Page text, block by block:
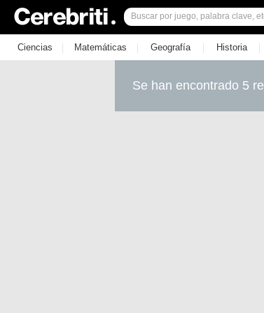
Ciencias | Matemáticas | Geografía | Historia |
Se han encontrado 5